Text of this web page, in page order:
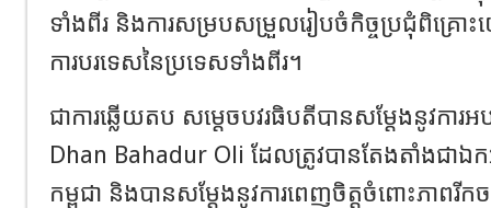
ទាំងពីរ និងការសម្របសម្រួលរៀបចំកិច្ចប្រជុំពិគ្រោះ
ការបរទេសនៃប្រទេសទាំងពីរ។
ជាការឆ្លេីយតប សម្ដេចបវរធិបតីបានសម្ដែងនូវការ
Dhan Bahadur Oli ដែលត្រូវបានតែងតាំងជាឯក
កម្ពុជា និងបានសម្ដែងនូវការពេញចិត្តចំពោះភាពរី